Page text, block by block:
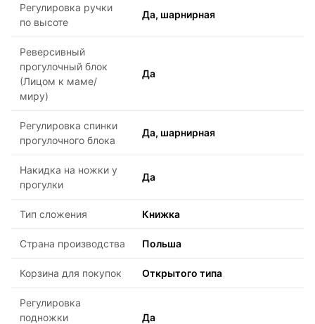
Регулировка ручки
по высоте
Да, шарнирная
Реверсивный
прогулочный блок
(Лицом к маме/
миру)
Да
Регулировка спинки
прогулочного блока
Да, шарнирная
Накидка на ножки у
прогулки
Да
Тип сложения Книжка
Страна производства Польша
Корзина для покупок Открытого типа
Регулировка
подножки
Да